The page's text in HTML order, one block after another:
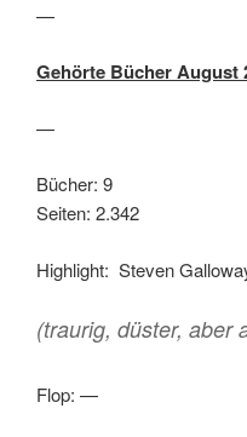
—
Gehörte Bücher August
—
Bücher: 9
Seiten: 2.342
Highlight: Steven
(traurig, düster, aber
Flop: —